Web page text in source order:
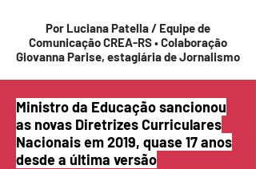
Por Luciana Patella/ Equipe de
Comunicação CREA-RS • Colaboração
Giovanna Parise, estagiária de Jornalismo
Ministro da Educação sancionou
as novas Diretrizes Curriculares
Nacionais em 2019, quase 17 anos
desde a última versão